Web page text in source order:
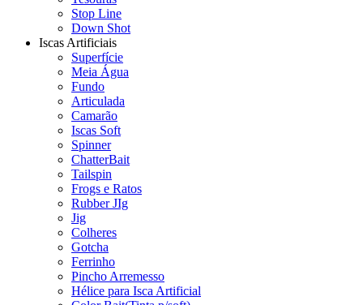
Stop Line
Down Shot
Iscas Artificiais
Superfície
Meia Água
Fundo
Articulada
Camarão
Iscas Soft
Spinner
ChatterBait
Tailspin
Frogs e Ratos
Rubber JIg
Jig
Colheres
Gotcha
Ferrinho
Pincho Arremesso
Hélice para Isca Artificial